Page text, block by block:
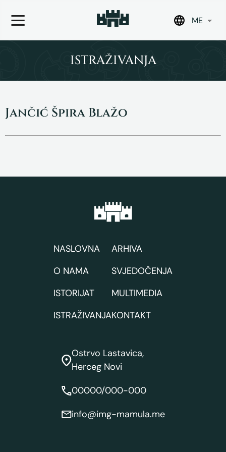
ME
ISTRAŽIVANJA
Jančić Špira Blažo
NASLOVNA
O NAMA
ISTORIJAT
ISTRAŽIVANJA
ARHIVA
SVJEDOČENJA
MULTIMEDIA
KONTAKT
Ostrvo Lastavica,
Herceg Novi
00000/000-000
info@img-mamula.me